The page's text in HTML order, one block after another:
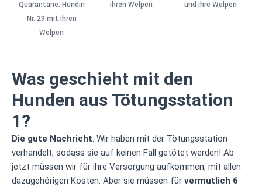
Quarantäne: Hündin
Nr. 29 mit ihren
Welpen
ihren Welpen
und ihre Welpen
Was geschieht mit den
Hunden aus Tötungsstation
1?
Die gute Nachricht: Wir haben mit der Tötungsstation
verhandelt, sodass sie auf keinen Fall getötet werden! Ab
jetzt müssen wir für ihre Versorgung aufkommen, mit allen
dazugehörigen Kosten. Aber sie müssen für ­ vermutlich 6